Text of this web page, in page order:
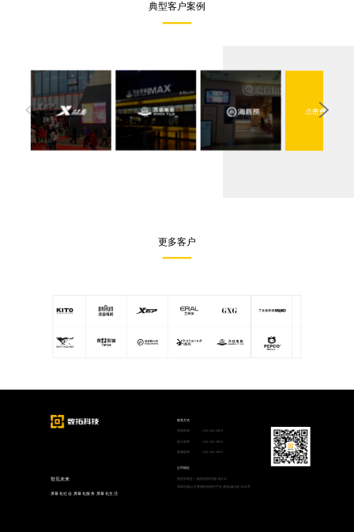
典型客户案例
更多客户
智见未来
屏幕化社会 屏幕化服务 屏幕化生活
联系方式
售前咨询 400-640-0088
设计咨询 400-640-0088
客服咨询 400-640-0088
公司地址
西安市锦业一路西安软件园C座402
深圳市南山区粤海街道软件产业基地4栋A座501B号